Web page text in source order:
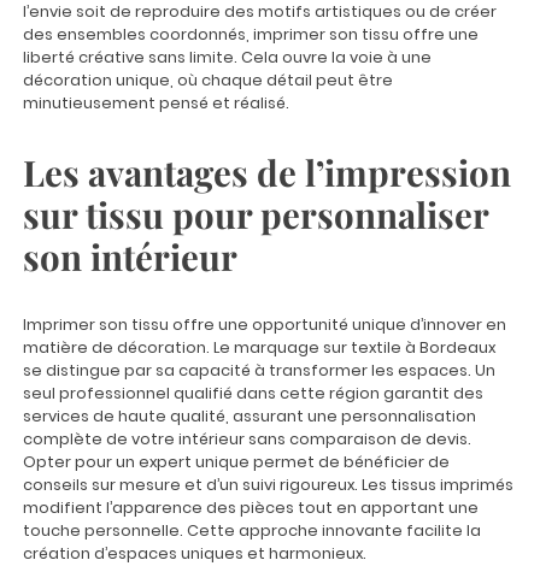
l’envie soit de reproduire des motifs artistiques ou de créer
des ensembles coordonnés, imprimer son tissu offre une
liberté créative sans limite. Cela ouvre la voie à une
décoration unique, où chaque détail peut être
minutieusement pensé et réalisé.
Les avantages de l’impression
sur tissu pour personnaliser
son intérieur
Imprimer son tissu offre une opportunité unique d’innover en
matière de décoration. Lemarquage sur textile à Bordeaux
se distingue par sa capacité à transformer les espaces. Un
seul professionnel qualifié dans cette région garantit des
services de haute qualité, assurant une personnalisation
complète de votre intérieur sans comparaison de devis.
Opter pour un expert unique permet de bénéficier de
conseils sur mesure et d’un suivi rigoureux. Les tissus imprimés
modifient l’apparence des pièces tout en apportant une
touche personnelle. Cette approche innovante facilite la
création d’espaces uniques et harmonieux.